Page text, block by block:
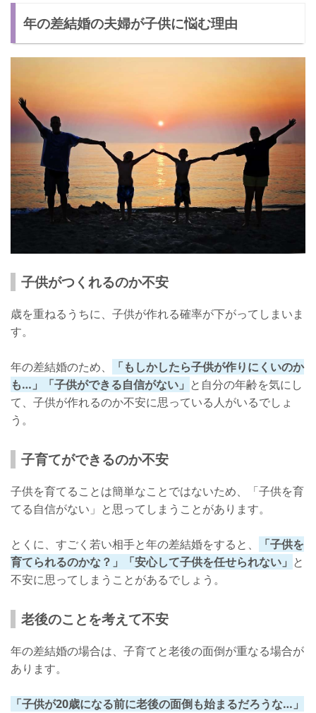
注意点② お互いの年齢を考える
注意点③ 将来のことを考える
子供を作るか作らないかは人それぞれ！
年の差結婚の夫婦が子供に悩む理由
子供がつくれるのか不安
歳を重ねるうちに、子供が作れる確率が下がってしまいま
す。
年の差結婚のため、
「もしかしたら子供が作りにくいのか
も…」「子供ができる自信がない」 と自分の年齢を気にし
て、子供が作れるのか不安に思っている人がいるでしょ
う。
子育てができるのか不安
子供を育てることは簡単なことではないため、「子供を育
てる自信がない」と思ってしまうことがあります。
とくに、すごく若い相手と年の差結婚をすると、
「子供を
育てられるのかな？」「安心して子供を任せられない」 と
不安に思ってしまうことがあるでしょう。
老後のことを考えて不安
年の差結婚の場合は、子育てと老後の面倒が重なる場合が
あります。
「子供が20歳になる前に老後の面倒も始まるだろうな…」